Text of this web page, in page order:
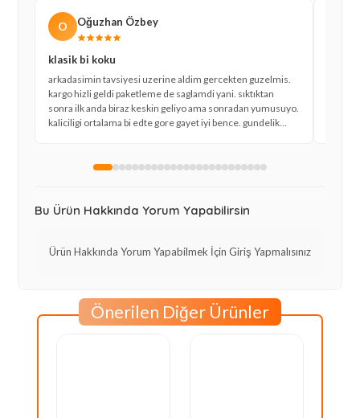
O Oğuzhan Özbey
klasik bi koku
arkadasimin tavsiyesi uzerine aldim gercekten guzelmis.
kargo hizli geldi paketleme de saglamdi yani. sıktıktan
sonra ilk anda biraz keskin geliyo ama sonradan yumusuyo.
kaliciligi ortalama bi edte gore gayet iyi bence. gundelik
Bu Ürün Hakkında Yorum Yapabilirsin
Ürün Hakkında Yorum Yapabilmek İçin Giriş Yapmalısınız
Önerilen Diğer Ürünler